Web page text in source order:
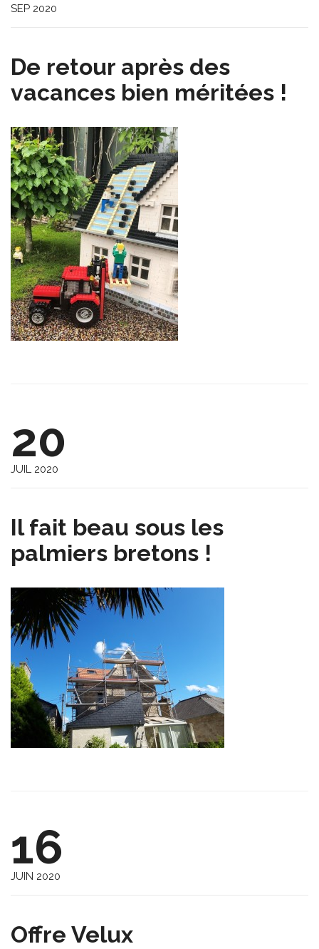
SEP 2020
De retour après des
vacances bien méritées !
20
JUIL 2020
Il fait beau sous les
palmiers bretons !
16
JUIN 2020
Offre Velux